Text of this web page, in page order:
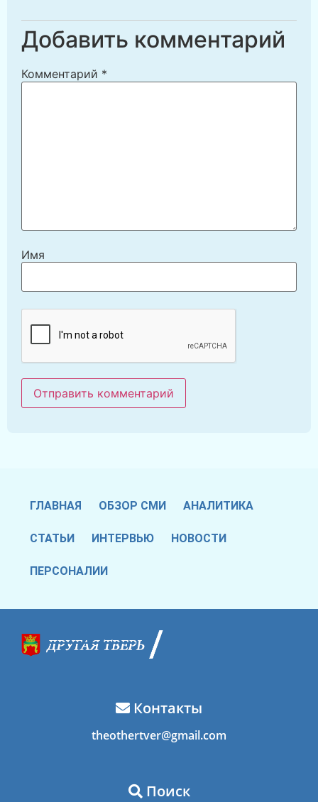
Добавить комментарий
Комментарий *
Имя
ГЛАВНАЯ ОБЗОР СМИ АНАЛИТИКА
СТАТЬИ ИНТЕРВЬЮ НОВОСТИ
ПЕРСОНАЛИИ
Контакты
theothertver@gmail.com
Поиск